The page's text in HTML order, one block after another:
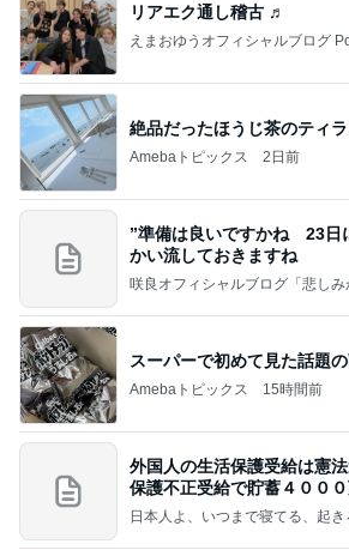
リアエク通し稽古 ♬
えまおゆうオフィシャルブログ
絶品だったほうじ茶のティ
Amebaトピックス 2日前
”準備は良いですかね 23日
かい流しておきますね
咲良オフィシャルブログ「悲しみ
スーパーで初めて見た話題
Amebaトピックス 15時間前
外国人の生活保護受給は憲
保護不正受給で貯蓄４００
ンを
日本人よ、いつまで寝てる、起き